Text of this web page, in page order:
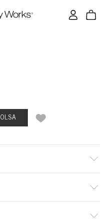
y les dibuja una sonrisa en la